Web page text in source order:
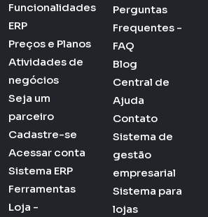
Funcionalidades
ERP
Preços e Planos
Atividades de
negócios
Seja um
parceiro
Cadastre-se
Acessar conta
Sistema ERP
Ferramentas
Loja -
Perguntas
Frequentes -
FAQ
Blog
Central de
Ajuda
Contato
Sistema de
gestão
empresarial
Sistema para
lojas